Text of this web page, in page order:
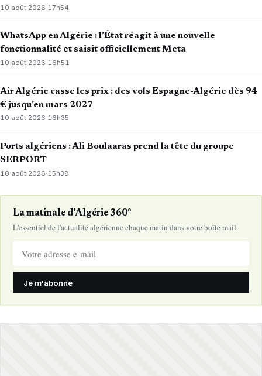
10 août 2026· 17h54
WhatsApp en Algérie : l’État réagit à une nouvelle
fonctionnalité et saisit officiellement Meta
10 août 2026·16h51
Air Algérie casse les prix : des vols Espagne-Algérie dès 94
€ jusqu’en mars 2027
10 août 2026·16h35
Ports algériens : Ali Boulaaras prend la tête du groupe
SERPORT
10 août 2026· 15h38
La matinale d'Algérie 360°
L'essentiel de l'actualité algérienne chaque matin dans votre boîte mail.
Je m'abonne